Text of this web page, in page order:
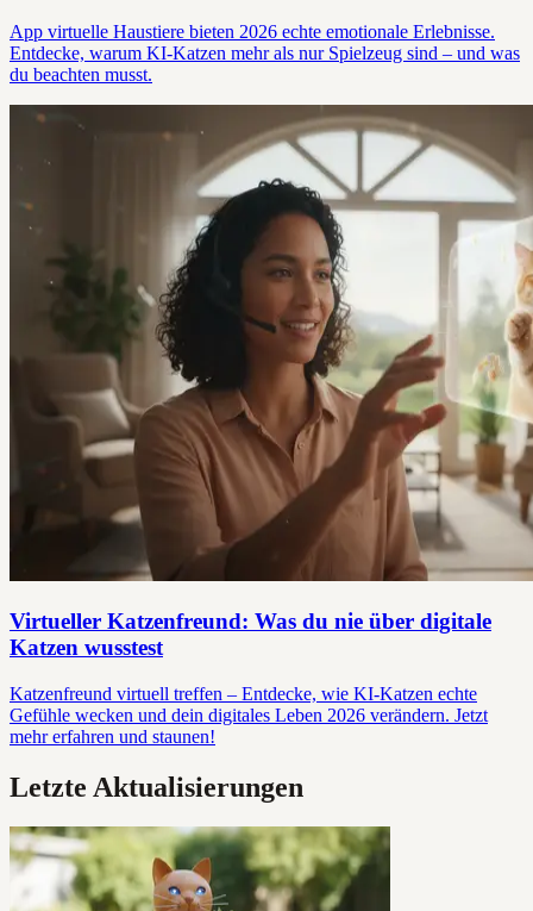
App virtuelle Haustiere bieten 2026 echte emotionale Erlebnisse.
Entdecke, warum KI-Katzen mehr als nur Spielzeug sind – und was
du beachten musst.
Virtueller Katzenfreund: Was du nie über digitale
Katzen wusstest
Katzenfreund virtuell treffen – Entdecke, wie KI-Katzen echte
Gefühle wecken und dein digitales Leben 2026 verändern. Jetzt
mehr erfahren und staunen!
Letzte Aktualisierungen